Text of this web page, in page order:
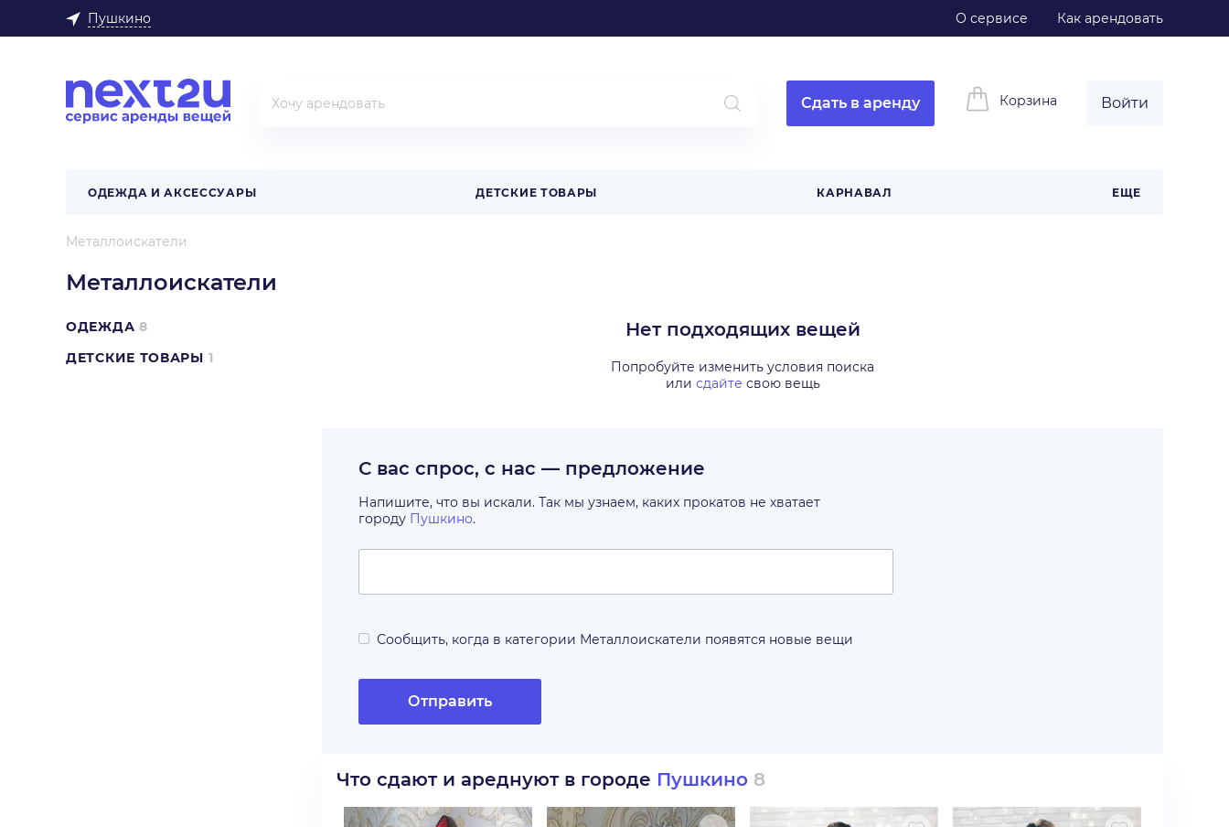
Пушкино О сервисе Как арендовать
Сдать в аренду Корзина Войти
ОДЕЖДА И АКСЕССУАРЫ ДЕТСКИЕ ТОВАРЫ КАРНАВАЛ ЕЩЕ
Металлоискатели
Металлоискатели
ОДЕЖДА 8
ДЕТСКИЕ ТОВАРЫ 1
Нет подходящих вещей
Попробуйте изменить условия поиска
или сдайте свою вещь
С вас спрос, с нас — предложение
Напишите, что вы искали. Так мы узнаем, каких прокатов не хватает
городу Пушкино.
Сообщить, когда в категории Металлоискатели появятся новые вещи
Отправить
Что сдают и ареднуют в городе Пушкино 8